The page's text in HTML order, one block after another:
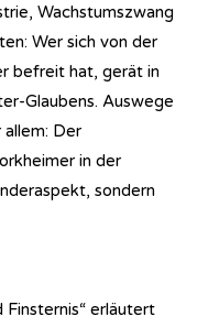
Wachstumszwang
Wer sich von der
befreit hat, gerät in
Glaubens. Auswege
allem: Der
in der
sondern
Finsternis“ erläutert